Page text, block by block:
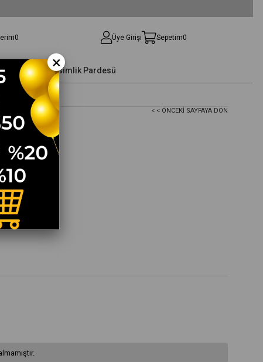
0 Üye Girişi Sepetim0
Kışlık-Mevsimlik Pardesü
< < ÖNCEKI SAYFAYA DÖN
×